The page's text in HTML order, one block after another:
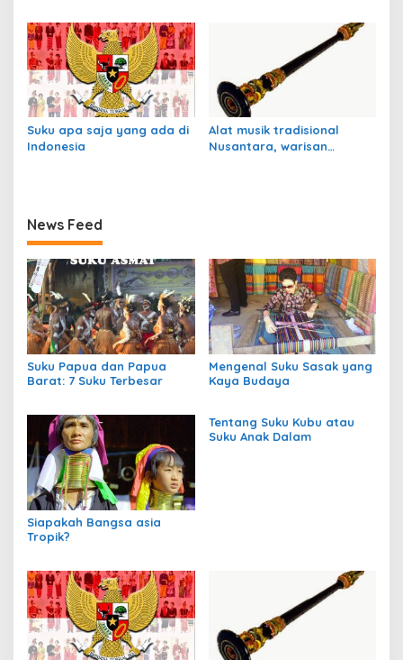
Suku apa saja yang ada di
Indonesia
Alat musik tradisional
Nusantara, warisan
News Feed
Suku Papua dan Papua
Barat: 7 Suku Terbesar
Mengenal Suku Sasak yang
Kaya Budaya
Siapakah Bangsa asia
Tropik?
Tentang Suku Kubu atau
Suku Anak Dalam